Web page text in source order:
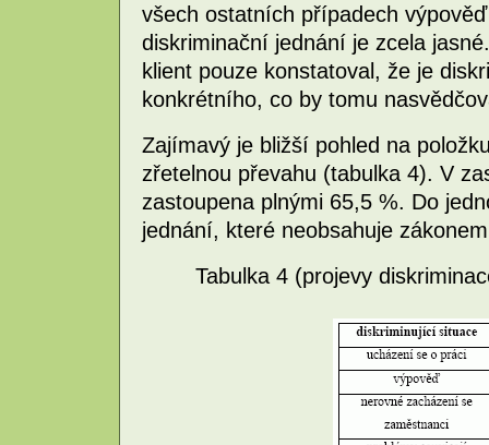
všech ostatních případech
diskriminační jednání je zcela
klient pouze konstatoval, že je
konkrétního, co by tomu
Zajímavý je bližší pohled na
zřetelnou převahu (tabulka 4). V
zastoupena plnými 65,5 %. Do
jednání, které neobsahuje
Tabulka 4 (projevy